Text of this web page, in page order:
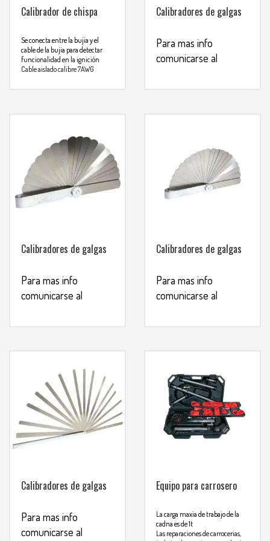
Calibrador de chispa
Se conecta entre la bujia y el
cable de la bujia para detectar
funcionalidad en la ignición
Cable aislado calibre 7AWG
WHATSAPP
3134392699
Calibradores de galgas
Para mas info
comunicarse al
Calibradores de galgas
Para mas info
comunicarse al
Calibradores de galgas
Para mas info
comunicarse al
Calibradores de galgas
Para mas info
comunicarse al
Equipo para carrosero
La carga maxia de trabajo de la
cadna es de 1t
Las reparaciones de carrocerias,